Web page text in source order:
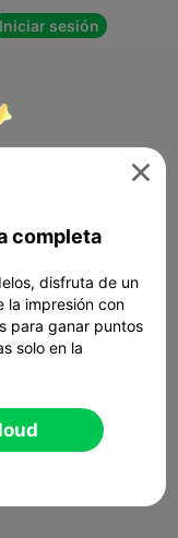
Iniciar sesión

completa
disfruta de un
la impresión con
para ganar puntos
solo en la